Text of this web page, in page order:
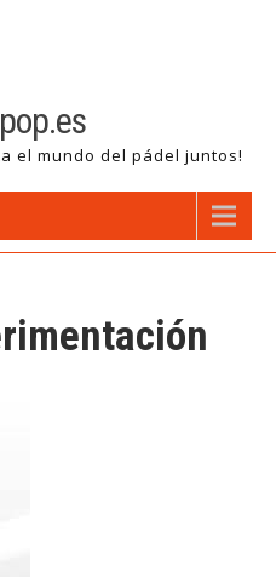
el mundo del pádel juntos!